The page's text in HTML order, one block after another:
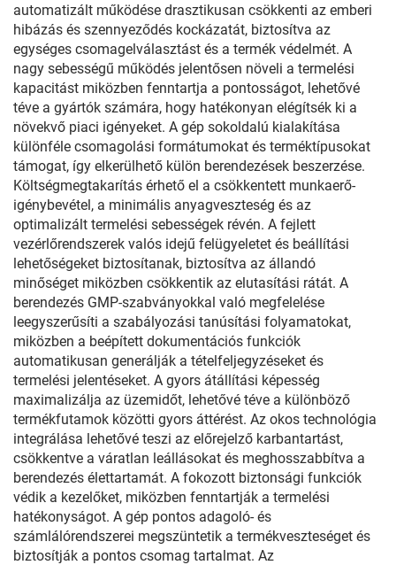
automatizált működése drasztikusan csökkenti az emberi
hibázás és szennyeződés kockázatát, biztosítva az
egységes csomagelválasztást és a termék védelmét. A
nagy sebességű működés jelentősen növeli a termelési
kapacitást miközben fenntartja a pontosságot, lehetővé
téve a gyártók számára, hogy hatékonyan elégítsék ki a
növekvő piaci igényeket. A gép sokoldalú kialakítása
különféle csomagolási formátumokat és terméktípusokat
támogat, így elkerülhető külön berendezések beszerzése.
Költségmegtakarítás érhető el a csökkentett munkaerő-
igénybevétel, a minimális anyagveszteség és az
optimalizált termelési sebességek révén. A fejlett
vezérlőrendszerek valós idejű felügyeletet és beállítási
lehetőségeket biztosítanak, biztosítva az állandó
minőséget miközben csökkentik az elutasítási rátát. A
berendezés GMP-szabványokkal való megfelelése
leegyszerűsíti a szabályozási tanúsítási folyamatokat,
miközben a beépített dokumentációs funkciók
automatikusan generálják a tételfeljegyzéseket és
termelési jelentéseket. A gyors átállítási képesség
maximalizálja az üzemidőt, lehetővé téve a különböző
termékfutamok közötti gyors áttérést. Az okos technológia
integrálása lehetővé teszi az előrejelző karbantartást,
csökkentve a váratlan leállásokat és meghosszabbítva a
berendezés élettartamát. A fokozott biztonsági funkciók
védik a kezelőket, miközben fenntartják a termelési
hatékonyságot. A gép pontos adagoló- és
számlálórendszerei megszüntetik a termékveszteséget és
biztosítják a pontos csomag tartalmat. Az